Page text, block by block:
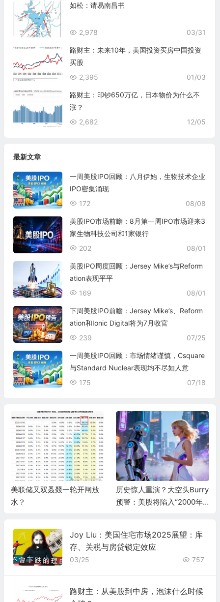
如松：请易南昌书
03/31
2,978
路财主：未来10年，美国投资买房中国投资
买股
01/03
2,395
路财主：印钞650万亿，日本物价为什么不
涨？
12/05
2,682
最新文章
一周美股IPO回顾：八月伊始，生物技术企业
IPO密集涌现
08/08
172
美股IPO市场前瞻：8月第一周IPO市场迎来3
家生物科技公司和1家银行
08/01
202
美股IPO周度回顾：Jersey Mike’s与Reform
ation表现平平
08/01
169
下周美股IPO前瞻：Jersey Mike’s、Reform
ation和Ionic Digital将为7月收官
07/25
239
一周美股IPO回顾：市场情绪谨慎，Csquare
与Standard Nuclear表现均不尽如人意
07/18
175
美联储又双叒叕一轮开闸放
水？
历史惊人重演？大空头Burry
预警：美股将陷入“2000年
Joy Liu：美国住宅市场2025展望：库
存、关税与房贷锁定效应
03/25 757
路财主：从美股到中房，泡沫什么时候